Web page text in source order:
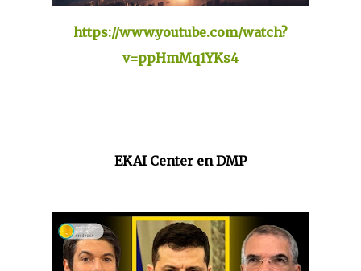
https://www.youtube.com/watch?
v=ppHmMq1YKs4
EKAI Center en DMP